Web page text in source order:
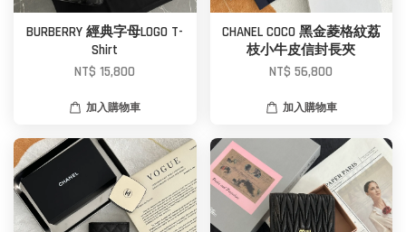
BURBERRY 經典字母LOGO T-
Shirt
NT$ 15,800
加入購物車
CHANEL COCO 黑金菱格紋荔
枝小牛皮信封長夾
NT$ 56,800
加入購物車